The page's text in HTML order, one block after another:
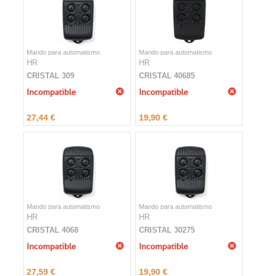
Mando para automatismo
HR
CRISTAL 309
Incompatible
27,44 €
Mando para automatismo
HR
CRISTAL 40685
Incompatible
19,90 €
Mando para automatismo
HR
CRISTAL 4068
Incompatible
27,59 €
Mando para automatismo
HR
CRISTAL 30275
Incompatible
19,90 €